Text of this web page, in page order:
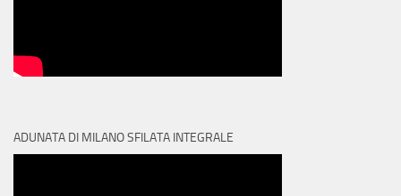
ADUNATA DI MILANO SFILATA INTEGRALE